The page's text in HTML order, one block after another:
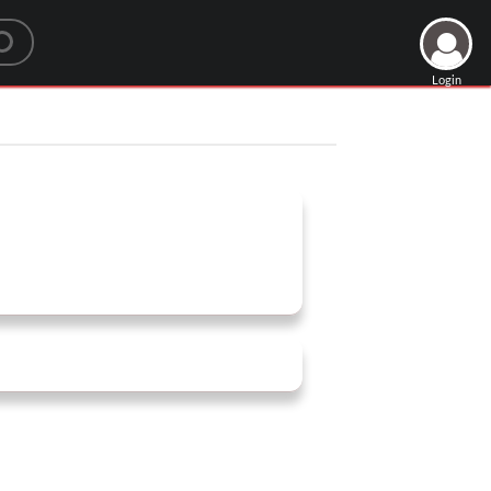
Login